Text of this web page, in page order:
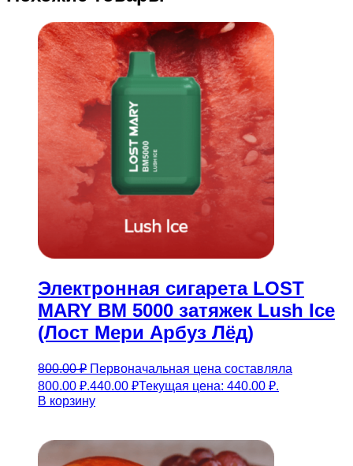
Электронная сигарета LOST
MARY BM 5000 затяжек Lush Ice
(Лост Мери Арбуз Лёд)
800.00₽ Первоначальная цена составляла
800.00 ₽.440.00 ₽Текущая цена: 440.00 ₽.
В корзину